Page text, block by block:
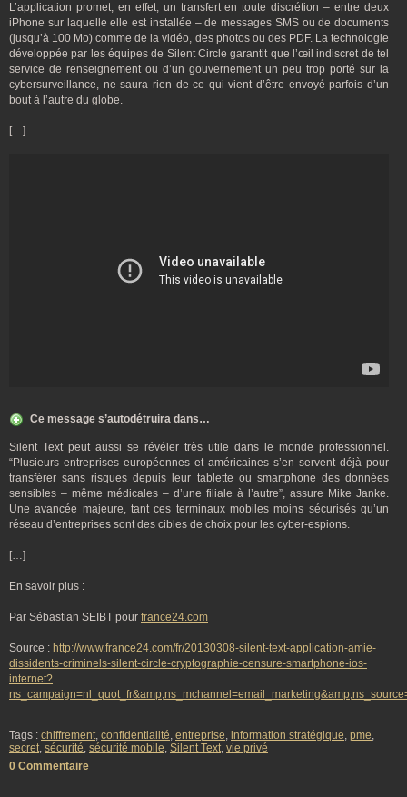
L’application promet, en effet, un transfert en toute discrétion – entre deux
iPhone sur laquelle elle est installée – de messages SMS ou de documents
(jusqu’à 100 Mo) comme de la vidéo, des photos ou des PDF. La technologie
développée par les équipes de Silent Circle garantit que l’œil indiscret de tel
service de renseignement ou d’un gouvernement un peu trop porté sur la
cybersurveillance, ne saura rien de ce qui vient d’être envoyé parfois d’un
bout à l’autre du globe.
[…]
Ce message s’autodétruira dans…
Silent Text peut aussi se révéler très utile dans le monde professionnel.
“Plusieurs entreprises européennes et américaines s’en servent déjà pour
transférer sans risques depuis leur tablette ou smartphone des données
sensibles – même médicales – d’une filiale à l’autre”, assure Mike Janke.
Une avancée majeure, tant ces terminaux mobiles moins sécurisés qu’un
réseau d’entreprises sont des cibles de choix pour les cyber-espions.
[…]
En savoir plus :
Par Sébastian SEIBT pour france24.com
Source : http://www.france24.com/fr/20130308-silent-text-application-amie-
dissidents-criminels-silent-circle-cryptographie-censure-smartphone-ios-
internet?
Tags : chiffrement, confidentialité, entreprise, information stratégique, pme,
secret, sécurité, sécurité mobile, Silent Text, vie privé
0 Commentaire